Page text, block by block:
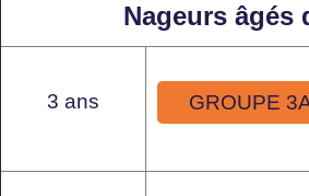
Nageurs âgés
3 ans GROUPE